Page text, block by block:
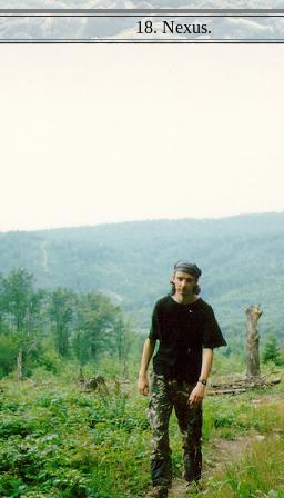
18. Nexus.